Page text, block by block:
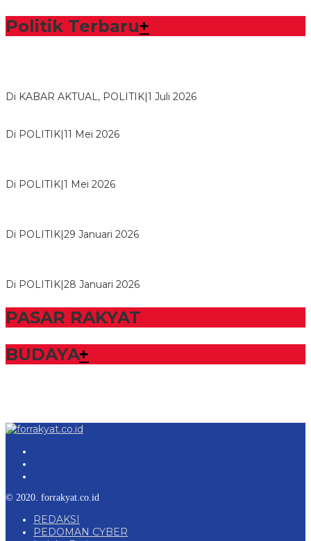
Politik Terbaru+
Di KABAR AKTUAL, POLITIK|1 Juli 2026
Di POLITIK|11 Mei 2026
Di POLITIK|1 Mei 2026
Di POLITIK|29 Januari 2026
Di POLITIK|28 Januari 2026
PASAR RAKYAT
BUDAYA+
© 2020. forrakyat.co.id
REDAKSI
PEDOMAN CYBER